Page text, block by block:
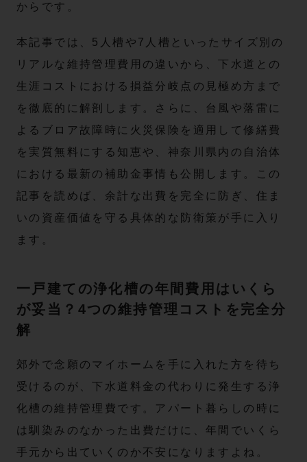
からです。
本記事では、5人槽や7人槽といったサイズ別の
リアルな維持管理費用の違いから、下水道との
生涯コストにおける損益分岐点の見極め方まで
を徹底的に解剖します。さらに、台風や落雷に
よるブロア故障時に火災保険を適用して修繕費
を実質無料にする知恵や、神奈川県内の自治体
における最新の補助金事情も公開します。この
記事を読めば、余計な出費を完全に防ぎ、住ま
いの資産価値を守る具体的な防衛策が手に入り
ます。
一戸建ての浄化槽の年間費用はいくら
が妥当？4つの維持管理コストを完全分
解
郊外で念願のマイホームを手に入れた方を待ち
受けるのが、下水道料金の代わりに発生する浄
化槽の維持管理費です。アパート暮らしの時に
は馴染みのなかった出費だけに、年間でいくら
手元から出ていくのか不安になりますよね。